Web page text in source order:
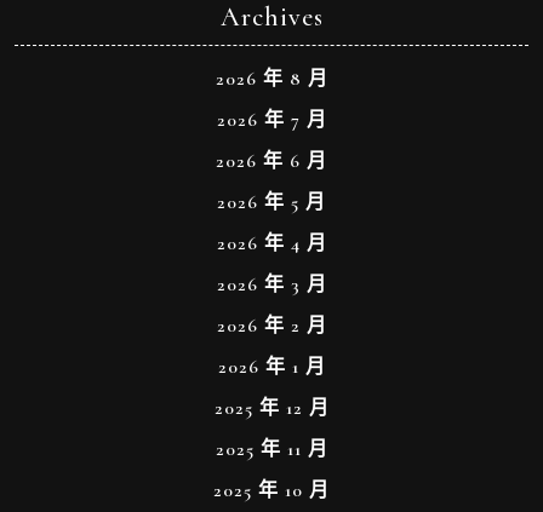
Archives
2026 年 8 月
2026 年 7 月
2026 年 6 月
2026 年 5 月
2026 年 4 月
2026 年 3 月
2026 年 2 月
2026 年 1 月
2025 年 12 月
2025 年 11 月
2025 年 10 月